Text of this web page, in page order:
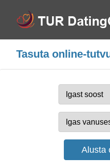
Tasuta online-